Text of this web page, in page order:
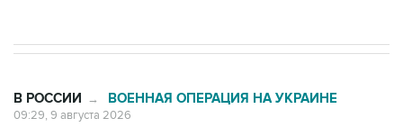
В РОССИИ → ВОЕННАЯ ОПЕРАЦИЯ НА УКРАИНЕ
09:29, 9 августа 2026